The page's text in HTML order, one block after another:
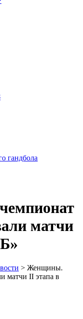
гандбола
матчи
> Женщины.
матчи II этапа в